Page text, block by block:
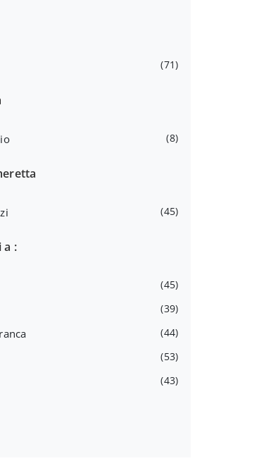
71
8
45
a :
45
39
44
53
43